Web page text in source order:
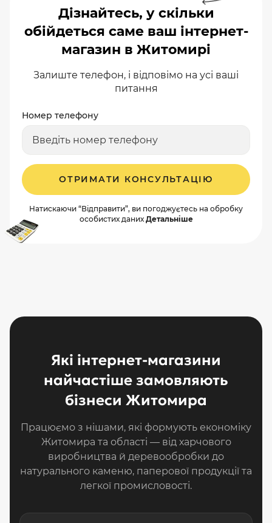
Дізнайтесь, у скільки
обійдеться саме ваш інтернет-
магазин в Житомирі
Залиште телефон, і відповімо на усі ваші
питання
Номер телефону
ОТРИМАТИ КОНСУЛЬТАЦІЮ
Натискаючи “Відправити”, ви погоджуєтесь на обробку
особистих даних Детальніше
Які інтернет-магазини
найчастіше замовляють
бізнеси Житомира
Працюємо з нішами, які формують економіку
Житомира та області — від харчового
виробництва й деревообробки до
натурального каменю, паперової продукції та
легкої промисловості.